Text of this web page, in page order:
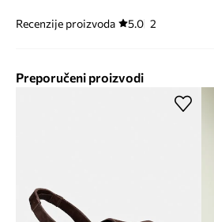
Recenzije proizvoda 5.0 2
Preporučeni proizvodi